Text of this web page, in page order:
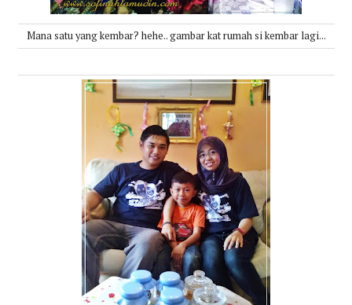
Mana satu yang kembar? hehe.. gambar kat rumah si kembar lagi...